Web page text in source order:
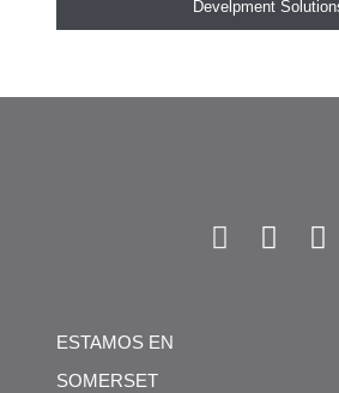
Develpment
ESTAMOS EN
SOMERSET